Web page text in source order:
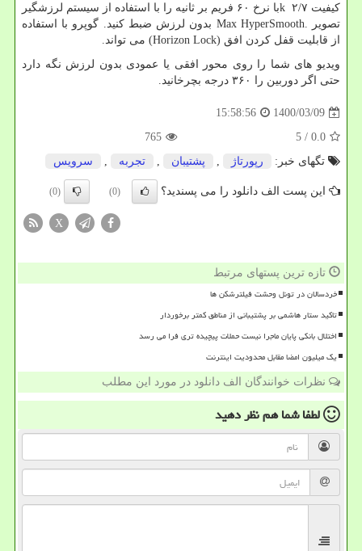
کیفیت ۲/۷
k
با نرخ ۶۰ فریم بر ثانیه را با استفاده از سیستم لرزشگیر
تصویر
Max HyperSmooth. بدون لرزش ضبط کنید. گوپرو با استفاده
از قابلیت قفل کردن افق (Horizon Lock) می تواند.
ویدیو های شما را روی محور افقی یا عمودی بدون لرزش نگه دارد
حتی اگر دوربین را ۳۶۰ درجه بچرخانید.
1400/03/09
15:58:56
0.0
/ 5
765
تگهای خبر:
رپورتاژ , پشتیبان , تجربه , سرویس
این پست الف دانلود را می پسندید؟ (0)
(0)
X
تازه ترین پستهای مرتبط
خردسالان در تونل وحشت فیلترشکن ها
تاکید ستار هاشمی بر پشتیبانی از مناطق کمتر برخوردار
اختلال بانکی پایان ماجرا نیست حملات پیچیده تری فرا می رسد
یک میلیون امضا مقابل محدودیت اینترنت
نظرات خوانندگان الف دانلود در مورد این مطلب
لطفا شما همنظر دهید